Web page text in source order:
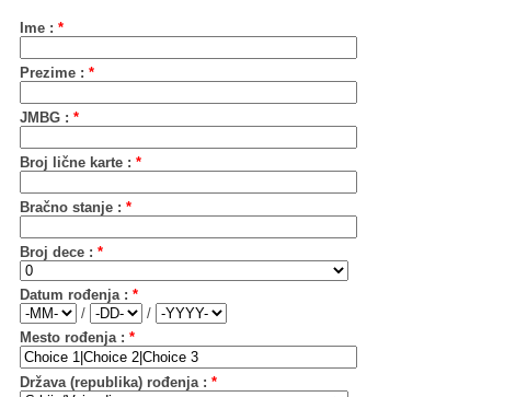
Ime : *
Prezime : *
JMBG : *
Broj lične karte : *
Bračno stanje : *
Broj dece : *
Datum rođenja : *
/
/
Mesto rođenja : *
Država (republika) rođenja : *